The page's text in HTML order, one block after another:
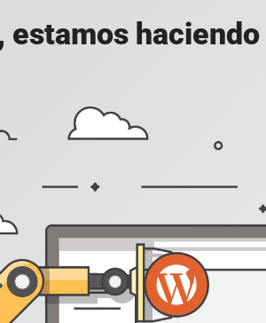
estamos